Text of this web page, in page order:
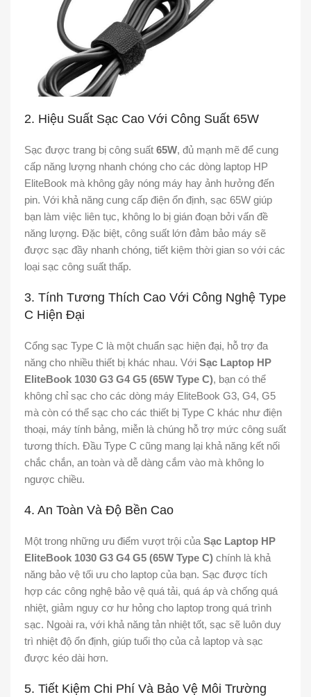
2. Hiệu Suất Sạc Cao Với Công Suất 65W
Sạc được trang bị công suất 65W, đủ mạnh mẽ để cung
cấp năng lượng nhanh chóng cho các dòng laptop HP
EliteBook mà không gây nóng máy hay ảnh hưởng đến
pin. Với khả năng cung cấp điện ổn định, sạc 65W giúp
bạn làm việc liên tục, không lo bị gián đoạn bởi vấn đề
năng lượng. Đặc biệt, công suất lớn đảm bảo máy sẽ
được sạc đầy nhanh chóng, tiết kiệm thời gian so với các
loại sạc công suất thấp.
3. Tính Tương Thích Cao Với Công Nghệ Type
C Hiện Đại
Cổng sạc Type C là một chuẩn sạc hiện đại, hỗ trợ đa
năng cho nhiều thiết bị khác nhau. Với Sạc Laptop HP
EliteBook 1030 G3 G4 G5 (65W Type C), bạn có thể
không chỉ sạc cho các dòng máy EliteBook G3, G4, G5
mà còn có thể sạc cho các thiết bị Type C khác như điện
thoại, máy tính bảng, miễn là chúng hỗ trợ mức công suất
tương thích. Đầu Type C cũng mang lại khả năng kết nối
chắc chắn, an toàn và dễ dàng cắm vào mà không lo
ngược chiều.
4. An Toàn Và Độ Bền Cao
Một trong những ưu điểm vượt trội của Sạc Laptop HP
EliteBook 1030 G3 G4 G5 (65W Type C) chính là khả
năng bảo vệ tối ưu cho laptop của bạn. Sạc được tích
hợp các công nghệ bảo vệ quá tải, quá áp và chống quá
nhiệt, giảm nguy cơ hư hỏng cho laptop trong quá trình
sạc. Ngoài ra, với khả năng tản nhiệt tốt, sạc sẽ luôn duy
trì nhiệt độ ổn định, giúp tuổi thọ của cả laptop và sạc
được kéo dài hơn.
5. Tiết Kiệm Chi Phí Và Bảo Vệ Môi Trường